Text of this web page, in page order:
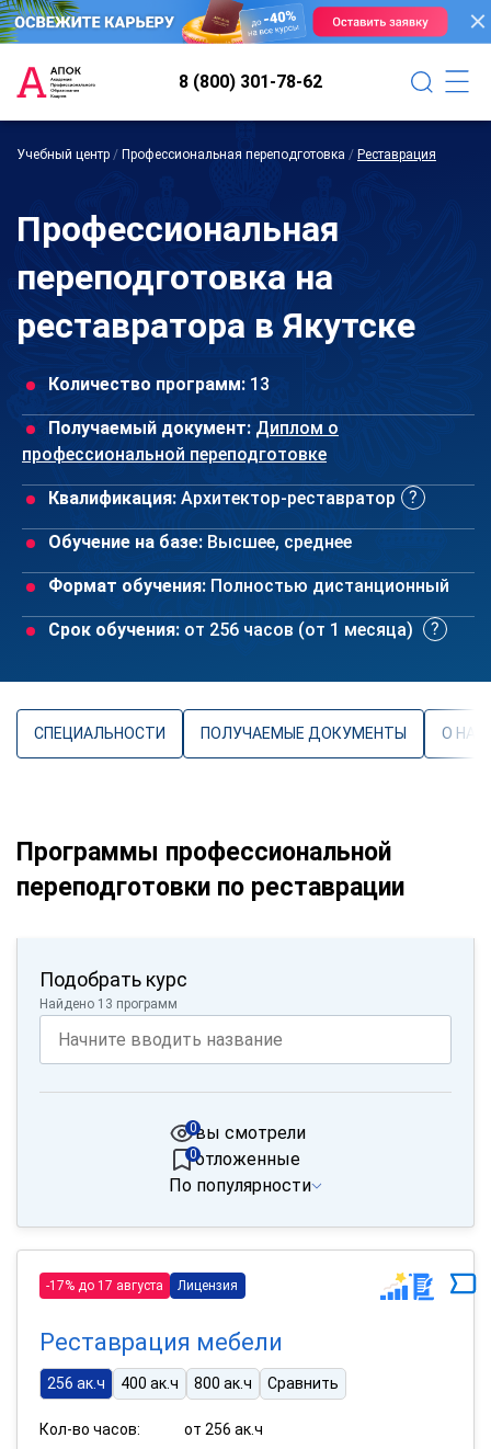
8 (800) 301-78-62
Учебный центр / Профессиональная переподготовка / Реставрация
Профессиональная
переподготовка на
реставратора в Якутске
Количество программ: 13
Получаемый документ: Диплом о
профессиональной переподготовке
Квалификация: Архитектор-реставратор
Обучение на базе: Высшее, среднее
Формат обучения: Полностью дистанционный
Срок обучения: от 256 часов (от 1 месяца)
СПЕЦИАЛЬНОСТИ ПОЛУЧАЕМЫЕ ДОКУМЕНТЫ О
Программы профессиональной
переподготовки по реставрации
Подобрать курс
Найдено 13 программ
вы смотрели
0
отложенные
0
По популярности
-17% до 17 августа Лицензия
Реставрация мебели
256 ак.ч 400 ак.ч 800 ак.ч Сравнить
Кол-во часов:
от 256 ак.ч